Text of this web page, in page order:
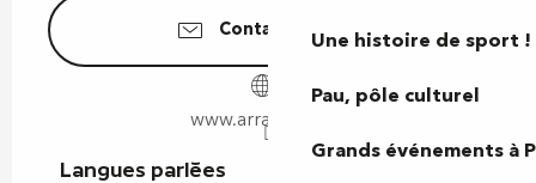
Une histoire de sport !
Pau, pôle culturel
Grands événements à
Contactez-nous
www.arraditz.com
Langues parlées
Langues parlées